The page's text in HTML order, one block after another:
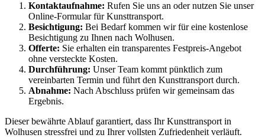
Kontaktaufnahme: Rufen Sie uns an oder nutzen Sie unser
Online-Formular für Kunsttransport.
Besichtigung: Bei Bedarf kommen wir für eine kostenlose
Besichtigung zu Ihnen nach Wolhusen.
Offerte: Sie erhalten ein transparentes Festpreis-Angebot
ohne versteckte Kosten.
Durchführung: Unser Team kommt pünktlich zum
vereinbarten Termin und führt den Kunsttransport durch.
Abnahme: Nach Abschluss prüfen wir gemeinsam das
Ergebnis.
Dieser bewährte Ablauf garantiert, dass Ihr Kunsttransport in
Wolhusen stressfrei und zu Ihrer vollsten Zufriedenheit verläuft.